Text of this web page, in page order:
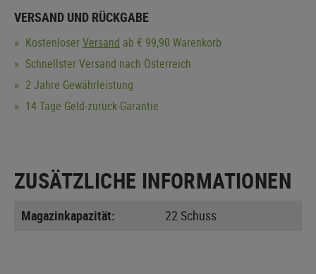
VERSAND UND RÜCKGABE
KostenloserVersand ab € 99,90 Warenkorb
Schnellster Versand nach Österreich
2 Jahre Gewährleistung
14 Tage Geld-zurück-Garantie
ZUSÄTZLICHE INFORMATIONEN
Magazinkapazität: 22 Schuss